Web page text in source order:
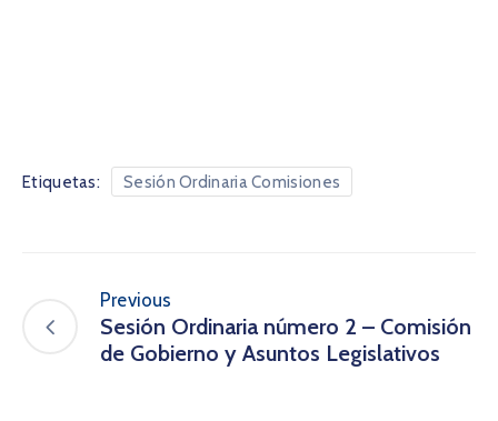
Etiquetas: Sesión Ordinaria Comisiones
Previous
Sesión Ordinaria número 2 – Comisión
de Gobierno y Asuntos Legislativos